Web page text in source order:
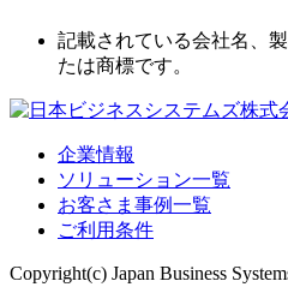
記載されている会社名、
たは商標です。
企業情報
ソリューション一覧
お客さま事例一覧
ご利用条件
Copyright(c) Japan Business